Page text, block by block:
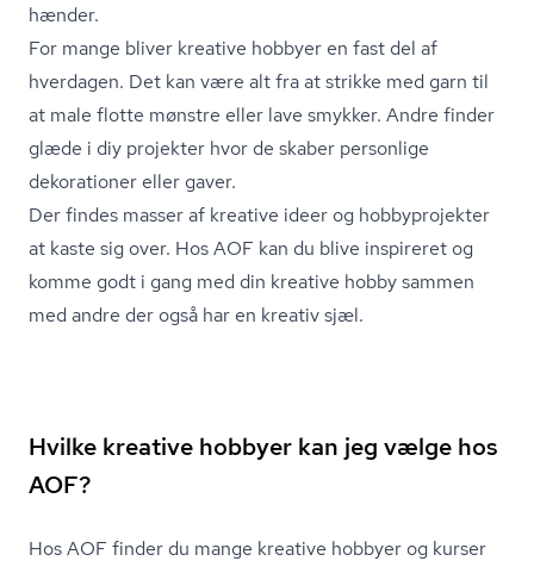
hænder.
For mange bliver kreative hobbyer en fast del af
hverdagen. Det kan være alt fra at strikke med garn til
at male flotte mønstre eller lave smykker. Andre finder
glæde i diy projekter hvor de skaber personlige
dekorationer eller gaver.
Der findes masser af kreative ideer og hobbyprojekter
at kaste sig over. Hos AOF kan du blive inspireret og
komme godt i gang med din kreative hobby sammen
med andre der også har en kreativ sjæl.
Hvilke kreative hobbyer kan jeg vælge hos
AOF?
Hos AOF finder du mange kreative hobbyer og kurser